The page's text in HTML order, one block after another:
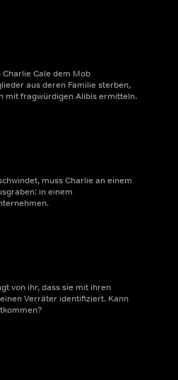
Cale dem Mob
aus deren Familie sterben,
mit fragwürdigen Alibis ermitteln.
muss Charlie an einem
in einem
von ihr, dass sie mit ihren
Verräter identifiziert. Kann